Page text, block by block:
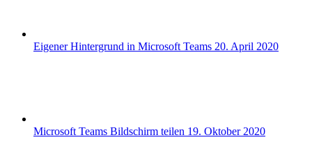
Eigener Hintergrund in Microsoft Teams 20. April 2020
Microsoft Teams Bildschirm teilen 19. Oktober 2020